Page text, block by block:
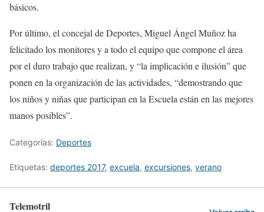
básicos.
Por último, el concejal de Deportes, Miguel Ángel Muñoz ha
felicitado los monitores y a todo el equipo que compone el área
por el duro trabajo que realizan, y “la implicación e ilusión” que
ponen en la organización de las actividades, “demostrando que
los niños y niñas que participan en la Escuela están en las mejores
manos posibles”.
Categorías: Deportes
Etiquetas: deportes 2017, excuela, excursiones, verano
Telemotril